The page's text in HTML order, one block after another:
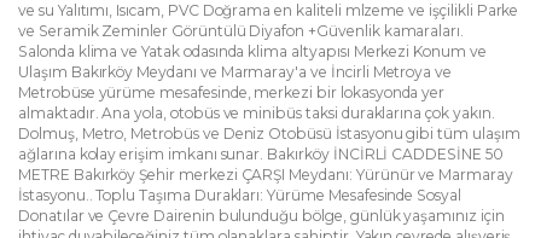
ve su Yalıtımı, Isıcam, PVC Doğrama en kaliteli mlzeme ve işçilikli Parke
ve Seramik Zeminler Görüntülü Diyafon +Güvenlik kamaraları.
Salonda klima ve Yatak odasında klima altyapısı Merkezi Konum ve
Ulaşım Bakırköy Meydanı ve Marmaray'a ve İncirli Metroya ve
Metrobüse yürüme mesafesinde, merkezi bir lokasyonda yer
almaktadır. Ana yola, otobüs ve minibüs taksi duraklarına çok yakın.
Dolmuş, Metro, Metrobüs ve Deniz Otobüsü İstasyonu gibi tüm ulaşım
ağlarına kolay erişim imkanı sunar. Bakırköy İNCİRLİ CADDESİNE 50
METRE Bakırköy Şehir merkezi ÇARŞI Meydanı: Yürünür ve Marmaray
İstasyonu.. Toplu Taşıma Durakları: Yürüme Mesafesinde Sosyal
Donatılar ve Çevre Dairenin bulunduğu bölge, günlük yaşamınız için